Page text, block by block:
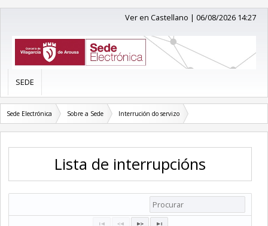
Ver en Castellano |06/08/2026 14:27
SEDE
Sede Electrónica Sobre a Sede Interrución do servizo
Lista de interrupcións